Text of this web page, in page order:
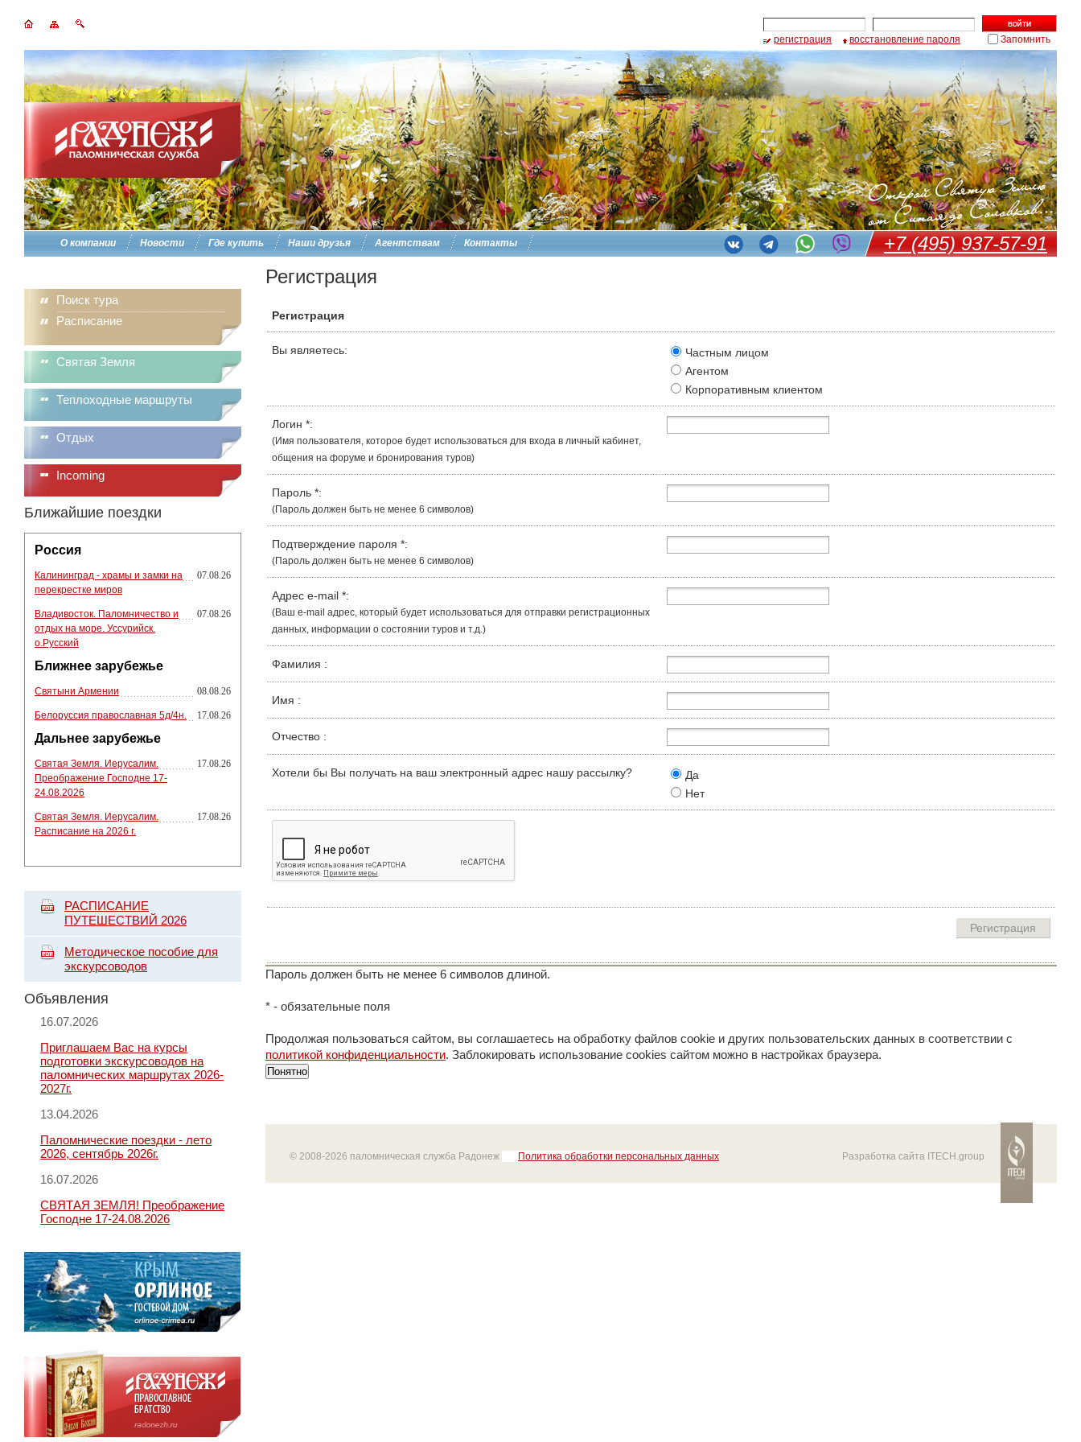
регистрация восстановление пароля Запомнить
О компании Новости Где купить Наши друзья Агентствам Контакты +7 (495) 937-57-91
Поиск тура
Расписание
Святая Земля
Теплоходные маршруты
Отдых
Incoming
Ближайшие поездки
Россия
Калининград - храмы и замки на
перекрестке миров
07.08.26
Владивосток. Паломничество и
отдых на море. Уссурийск.
о.Русский
07.08.26
Ближнее зарубежье
Святыни Армении 08.08.26
Белоруссия православная 5д/4н. 17.08.26
Дальнее зарубежье
Святая Земля. Иерусалим.
Преображение Господне 17-
24.08.2026
17.08.26
Святая Земля. Иерусалим.
Расписание на 2026 г.
17.08.26
РАСПИСАНИЕ
ПУТЕШЕСТВИЙ 2026
Методическое пособие для
экскурсоводов
Объявления
16.07.2026
Приглашаем Вас на курсы
подготовки экскурсоводов на
паломнических маршрутах 2026-
2027г.
13.04.2026
Паломнические поездки - лето
2026, сентябрь 2026г.
16.07.2026
СВЯТАЯ ЗЕМЛЯ! Преображение
Господне 17-24.08.2026
Регистрация
Регистрация
Вы являетесь:
Частным лицом
Агентом
Корпоративным клиентом
Логин *:
(Имя пользователя, которое будет использоваться для входа в личный кабинет,
общения на форуме и бронирования туров)
Пароль *:
(Пароль должен быть не менее 6 символов)
Подтверждение пароля *:
(Пароль должен быть не менее 6 символов)
Адрес e-mail *:
(Ваш e-mail адрес, который будет использоваться для отправки регистрационных
данных, информации о состоянии туров и т.д.)
Фамилия :
Имя :
Отчество :
Хотели бы Вы получать на ваш электронный адрес нашу рассылку?
Да
Нет
Пароль должен быть не менее 6 символов длиной.
* - обязательные поля
Продолжая пользоваться сайтом, вы соглашаетесь на обработку файлов cookie и других пользовательских данных в соответствии с
политикой конфиденциальности. Заблокировать использование cookies сайтом можно в настройках браузера.
Понятно
© 2008-2026 паломническая служба Радонеж Политика обработки персональных данных Разработка сайта ITECH.group